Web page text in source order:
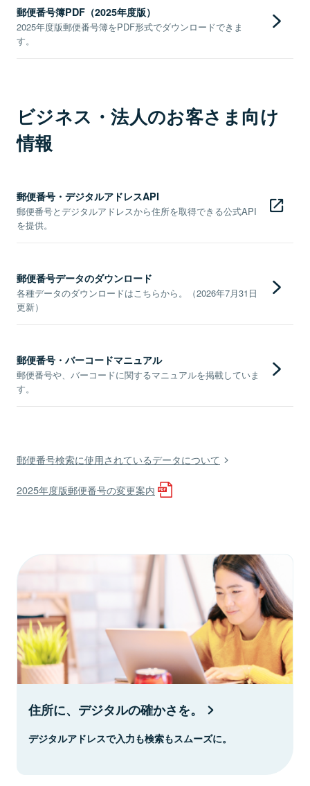
郵便番号簿PDF（2025年度版）
2025年度版郵便番号簿をPDF形式でダウンロードできま
す。
ビジネス・法人のお客さま向け
情報
郵便番号・デジタルアドレスAPI
郵便番号とデジタルアドレスから住所を取得できる公式API
を提供。
郵便番号データのダウンロード
各種データのダウンロードはこちらから。（2026年7月31日
更新）
郵便番号・バーコードマニュアル
郵便番号や、バーコードに関するマニュアルを掲載していま
す。
郵便番号検索に使用されているデータについて
2025年度版郵便番号の変更案内
住所に、デジタルの確かさを。
デジタルアドレスで入力も検索もスムーズに。